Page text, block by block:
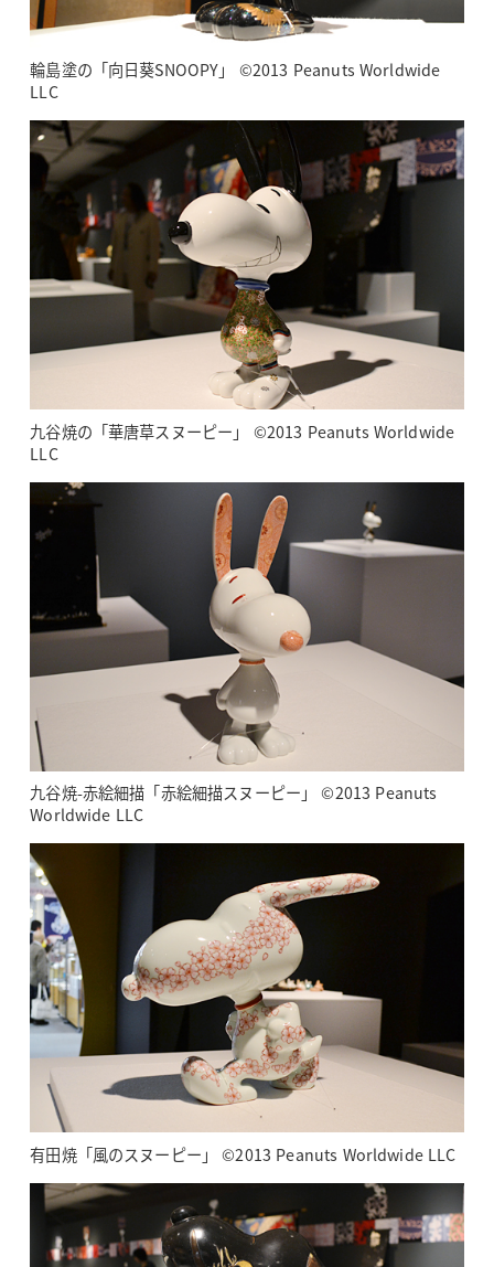
輪島塗の「向日葵SNOOPY」 ©2013 Peanuts Worldwide
LLC
九谷焼の「華唐草スヌーピー」 ©2013 Peanuts Worldwide
LLC
九谷焼-赤絵細描「赤絵細描スヌーピー」 ©2013 Peanuts
Worldwide LLC
有田焼「風のスヌーピー」 ©2013 Peanuts Worldwide LLC